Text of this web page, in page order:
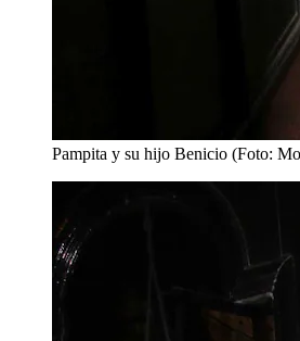
Pampita y su hijo Benicio (Foto: